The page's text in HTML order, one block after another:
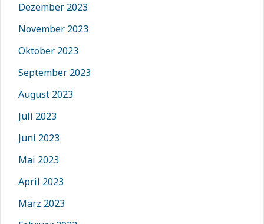
Dezember 2023
November 2023
Oktober 2023
September 2023
August 2023
Juli 2023
Juni 2023
Mai 2023
April 2023
März 2023